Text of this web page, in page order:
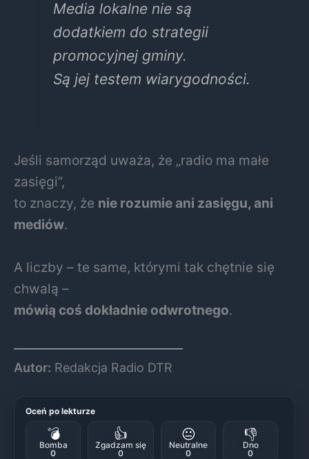
Media lokalne nie są
dodatkiem do strategii
promocyjnej gminy.
Są jej testem wiarygodności.
Jeśli samorząd uważa, że „radio ma małe
zasięgi”,
to znaczy, że nie rozumie ani zasięgu, ani
mediów.
A liczby – te same, którymi tak chętnie się
chwalą –
mówią coś dokładnie odwrotnego.
Autor: Redakcja Radio DTR
Oceń po lekturze
💣
Bomba
0
👍
Zgadzam się
0
😐
Neutralne
0
👎
Dno
0